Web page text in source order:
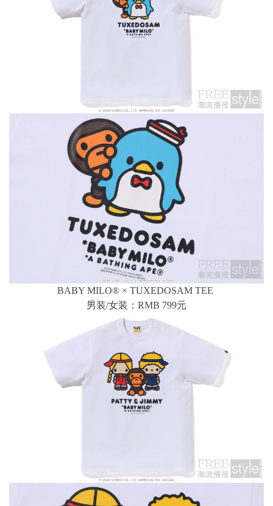
BABY MILO® × TUXEDOSAM TEE
男装/女装：RMB 799元